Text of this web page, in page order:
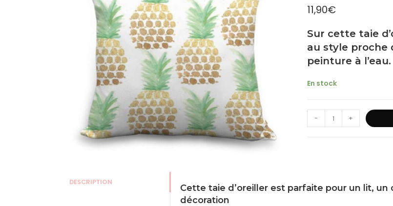
11,90€
Sur cette taie
au style proche
peinture à
En stock
- +
DESCRIPTION
Cette taie d’oreiller est parfaite pour un lit,
décoration